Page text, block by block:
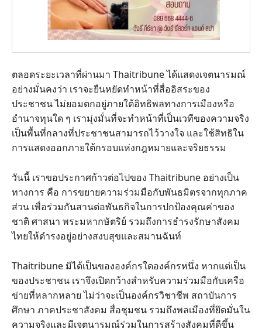
ตลอดระยะเวลาที่ผ่านมา Thaitribune ได้แสดงเจตนารมณ์
อย่างมั่นคงว่า เราจะยืนหยัดทำหน้าที่สื่ออิสระของ
ประชาชน ไม่ยอมตกอยู่ภายใต้อิทธิพลทางการเมืองหรือ
อำนาจทุนใด ๆ เรามุ่งมั่นที่จะทำหน้าที่เป็นเวทีของความจริง
เป็นพื้นที่กลางที่ประชาชนสามารถไว้วางใจ และใช้สิทธิใน
การแสดงออกภายใต้กรอบแห่งกฎหมายและจริยธรรม
วันนี้ เราขอประกาศก้าวต่อไปของ Thaitribune อย่างเป็น
ทางการ คือ การขยายความร่วมมือกับพันธมิตรจากทุกภาค
ส่วน เพื่อร่วมกันสานต่อพันธกิจในการปกป้องคุณค่าของ
ชาติ ศาสนา พระมหากษัตริย์ รวมถึงการธำรงรักษาสังคม
ไทยให้ดำรงอยู่อย่างสงบสุขและสมานฉันท์
Thaitribune มิได้เป็นขององค์กรใดองค์กรหนึ่ง หากแต่เป็น
ของประชาชน เราจึงเปิดกว้างสำหรับความร่วมมือกับเครือ
ข่ายที่หลากหลาย ไม่ว่าจะเป็นองค์กรวิชาชีพ สถาบันการ
ศึกษา ภาคประชาสังคม สื่อชุมชน รวมถึงพลเมืองที่ยึดมั่นใน
ความจริงและมีเจตนารมณ์ร่วมในการสร้างสังคมที่ดีขึ้น